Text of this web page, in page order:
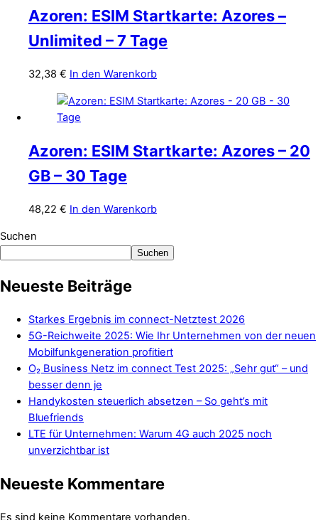
Azoren: ESIM Startkarte: Azores –
Unlimited – 7 Tage
32,38 € In den Warenkorb
Azoren: ESIM Startkarte: Azores – 20
GB – 30 Tage
48,22 € In den Warenkorb
Suchen
Suchen
Neueste Beiträge
Starkes Ergebnis im connect-Netztest 2026
5G-Reichweite 2025: Wie Ihr Unternehmen von der neuen
Mobilfunkgeneration profitiert
O₂ Business Netz im connect Test 2025: „Sehr gut“ – und
besser denn je
Handykosten steuerlich absetzen – So geht’s mit
Bluefriends
LTE für Unternehmen: Warum 4G auch 2025 noch
unverzichtbar ist
Neueste Kommentare
Es sind keine Kommentare vorhanden.